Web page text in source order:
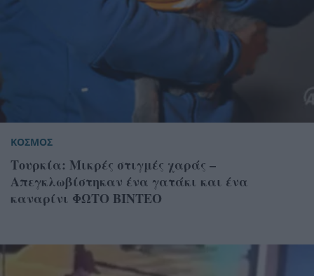
ΚΟΣΜΟΣ
Τουρκία: Μικρές στιγμές χαράς –
Απεγκλωβίστηκαν ένα γατάκι και ένα
καναρίνι ΦΩΤΟ ΒΙΝΤΕΟ